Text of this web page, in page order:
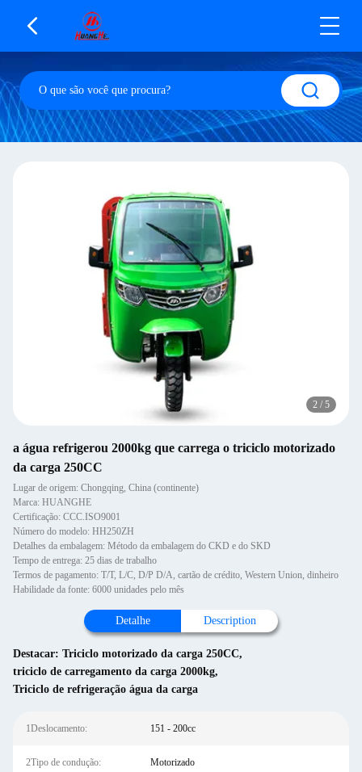
2 / 5
a água refrigerou 2000kg que carrega o triciclo motorizado
da carga 250CC
Lugar de origem: Chongqing, China (continente)
Marca: HUANGHE
Certificação: CCC.ISO9001
Número do modelo: HH250ZH
Detalhes da embalagem: Método da embalagem do CKD e do SKD
Tempo de entrega: 25 dias de trabalho
Termos de pagamento: T/T, L/C, D/P D/A, cartão de crédito, Western Union, dinheiro
Habilidade da fonte: 6000 unidades pelo mês
Detalhe Description
Destacar: Triciclo motorizado da carga 250CC,
triciclo de carregamento da carga 2000kg,
Triciclo de refrigeração água da carga
1Deslocamento: 151 - 200cc
2Tipo de condução: Motorizado